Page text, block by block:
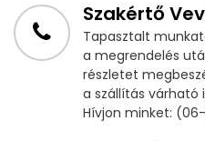
Szakértő
Tapasztalt
a megrendelés
részletet
a szállítás várható
Hívjon minket: